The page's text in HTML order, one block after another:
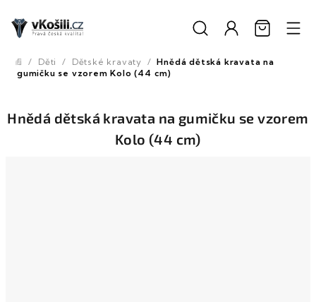
obsah
Domů
/ Děti / Dětské kravaty / Hnědá dětská kravata na
gumičku se vzorem Kolo (44 cm)
Hnědá dětská kravata na gumičku se vzorem
Kolo (44 cm)